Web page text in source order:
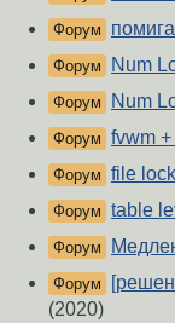
Форум
Форум Num
Форум Num
Форум fvwm
Форум file
Форум table
Форум
Форум
(2020)